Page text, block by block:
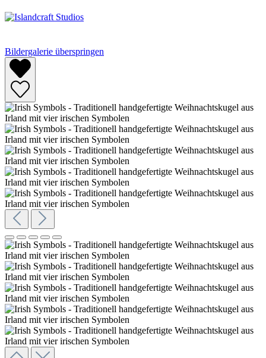
Bildergalerie überspringen